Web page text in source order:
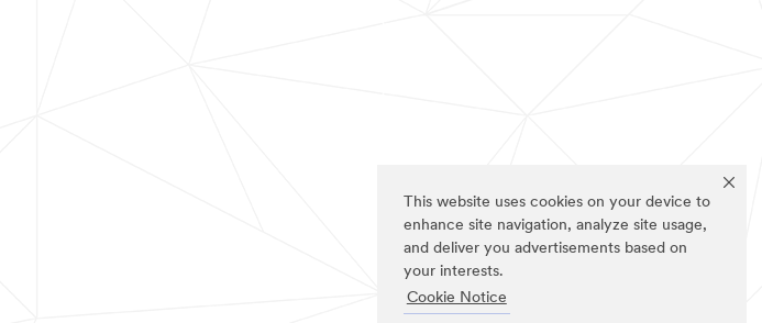
This website uses cookies on your device to
enhance site navigation, analyze site usage,
and deliver you advertisements based on
your interests.
Cookie Notice